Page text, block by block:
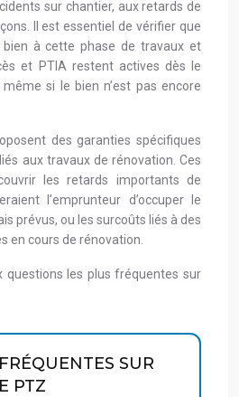
sur chantier, aux retards de
Il est essentiel de vérifier que
bien à cette phase de travaux et
et PTIA restent actives dès le
si le bien n’est pas encore
des garanties spécifiques
aux travaux de rénovation. Ces
les retards importants de
l’emprunteur d’occuper le
prévus, ou les surcoûts liés à des
en cours de rénovation.
questions les plus fréquentes sur
SUR
PTZ